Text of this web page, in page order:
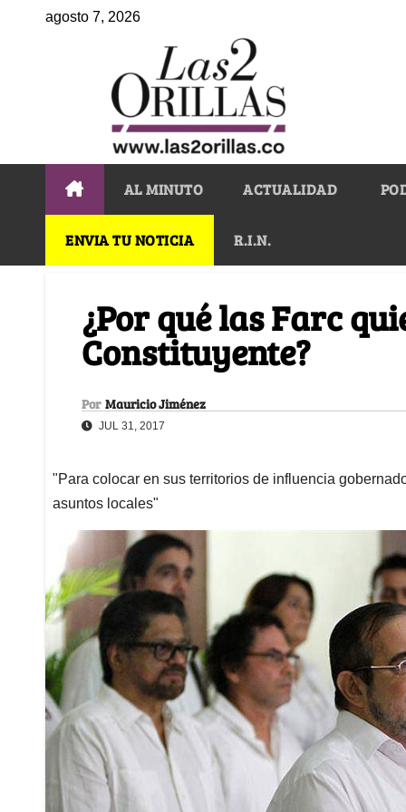
agosto 7, 2026
AL MINUTO ACTUALIDAD
ENVIA TU NOTICIA R.I.N.
¿Por qué las Farc
Constituyente?
Por Mauricio Jiménez
JUL 31, 2017
"Para colocar en sus territorios de influencia
asuntos locales"